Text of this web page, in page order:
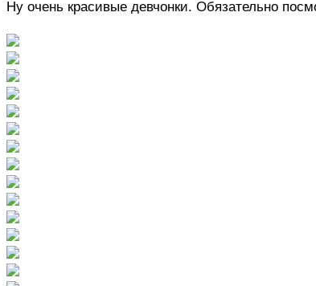
Ну очень красивые девчонки. Обязательно